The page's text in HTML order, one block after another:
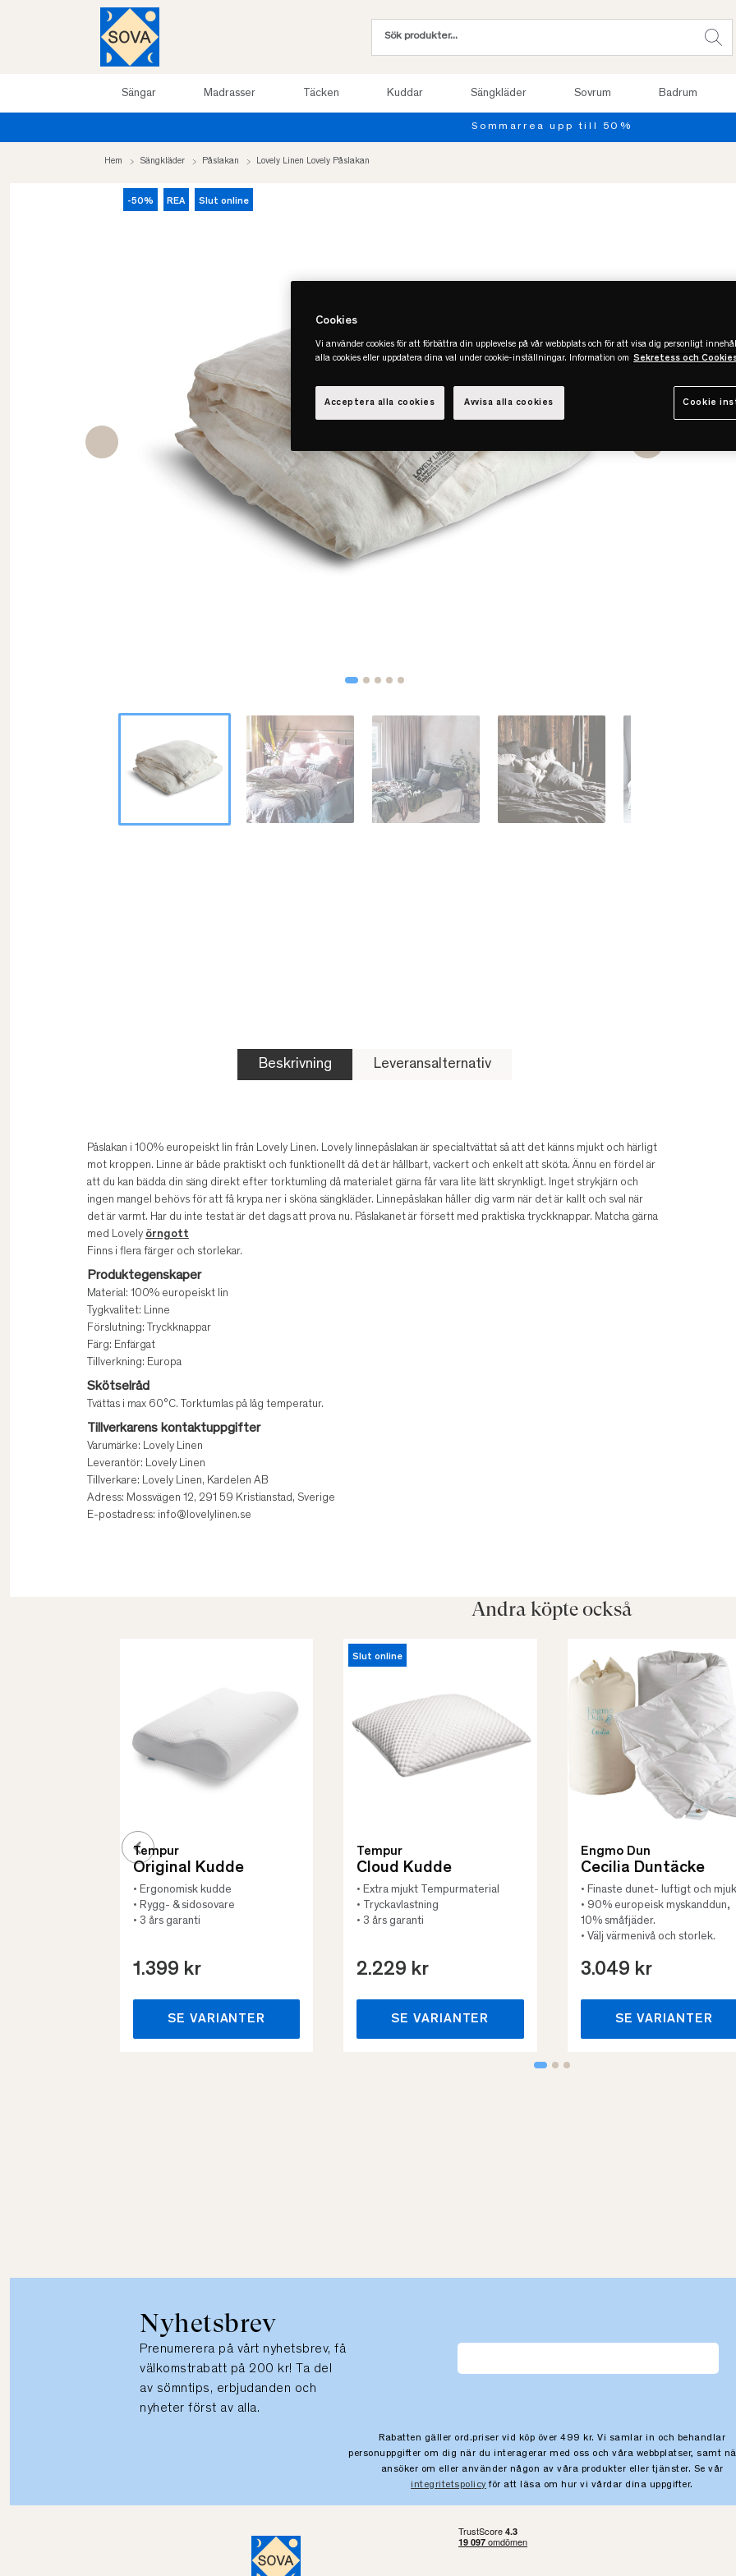
Sängar Madrasser Täcken Kuddar Sängkläder Sovrum Badrum
Hem Sängkläder Påslakan Lovely Linen Lovely Påslakan
-50% REA Slut online
Beskrivning Leveransalternativ
Påslakan i 100% europeiskt lin från Lovely Linen. Lovely linnepåslakan är specialtvättat så att det känns mjukt och härligt
mot kroppen. Linne är både praktiskt och funktionellt då det är hållbart, vackert och enkelt att sköta. Ännu en fördel är
att du kan bädda din säng direkt efter torktumling då materialet gärna får vara lite lätt skrynkligt. Inget strykjärn och
ingen mangel behövs för att få krypa ner i sköna sängkläder. Linnepåslakan håller dig varm när det är kallt och sval när
det är varmt. Har du inte testat är det dags att prova nu. Påslakanet är försett med praktiska tryckknappar. Matcha gärna
med Lovely örngott
Finns i flera färger och storlekar.
Produktegenskaper
Material: 100% europeiskt lin
Tygkvalitet: Linne
Förslutning: Tryckknappar
Färg: Enfärgat
Tillverkning: Europa
Skötselråd
Tvättas i max 60°C. Torktumlas på låg temperatur.
Tillverkarens kontaktuppgifter
Varumärke: Lovely Linen
Leverantör: Lovely Linen
Tillverkare: Lovely Linen, Kardelen AB
Adress: Mossvägen 12, 291 59 Kristianstad, Sverige
E-postadress: info@lovelylinen.se
Andra köpte också
Tempur
Original Kudde
• Ergonomisk kudde
• Rygg- & sidosovare
• 3 års garanti
1.399 kr
SE VARIANTER
Slut online
Tempur
Cloud Kudde
• Extra mjukt Tempurmaterial
• Tryckavlastning
• 3 års garanti
2.229 kr
SE VARIANTER
Engmo Dun
Cecilia Duntäcke
• Finaste dunet- luftigt och
• 90% europeisk myskanddun,
10% småfjäder.
• Välj värmenivå och storlek.
3.049 kr
SE VARIANTER
Nyhetsbrev
Prenumerera på vårt nyhetsbrev, få
välkomstrabatt på 200 kr! Ta del
av sömntips, erbjudanden och
nyheter först av alla.
Rabatten gäller ord.priser vid köp över 499 kr. Vi samlar in och behandlar
personuppgifter om dig när du interagerar med oss och våra webbplatser, samt
ansöker om eller använder någon av våra produkter eller tjänster. Se vår
integritetspolicy för att läsa om hur vi vårdar dina uppgifter.
Cookies
Vi använder cookies för att förbättra din upplevelse på vår webbplats och för att visa dig personligt
alla cookies eller uppdatera dina val under cookie-inställningar. Information om Sekretess och
Cookie
Avvisa alla cookies
Acceptera alla cookies